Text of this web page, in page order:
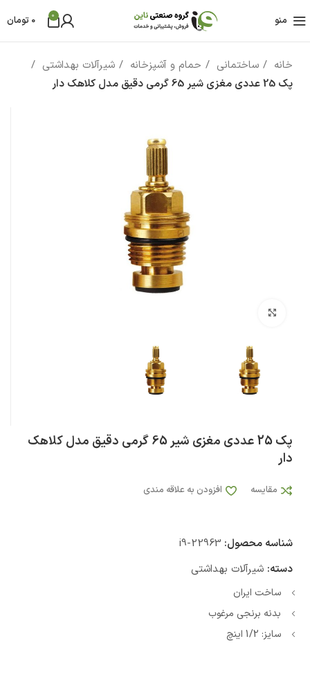
منو 0
0 تومان
خانه ساختمانی حمام و آشپزخانه
شیرآلات بهداشتی
پک 25 عددی مغزی شیر 65 گرمی دقیق مدل کلاهک دار
پک 25 عددی مغزی شیر 65 گرمی دقیق مدل کلاهک
دار
مقایسه افزودن به علاقه مندی
شناسه محصول: i9-22963
دسته: شیرآلات بهداشتی
ساخت ایران
بدنه برنجی مرغوب
سایز: 1/2 اینچ